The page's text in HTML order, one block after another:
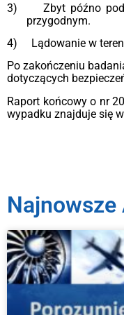
3) Zbyt późno
przygodnym.
4) Lądowanie w
Po zakończeniu
dotyczących
Raport końcowy o nr
wypadku znajduje się